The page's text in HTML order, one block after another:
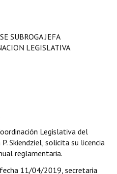
SUBROGA JEFA
LEGISLATIVA
Legislativa del
Skiendziel, solicita su licencia
reglamentaria.
11/04/2019, secretaria